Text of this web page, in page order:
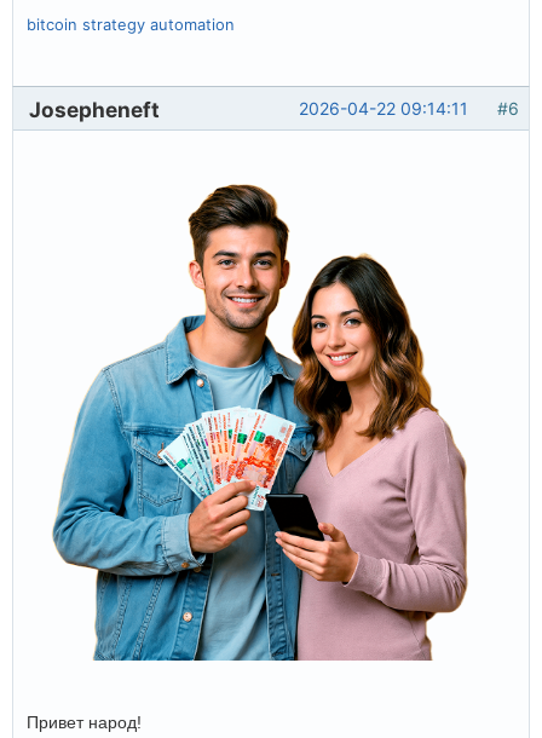
bitcoin strategy automation
#6
2026-04-22 09:14:11
Josepheneft
Привет народ!